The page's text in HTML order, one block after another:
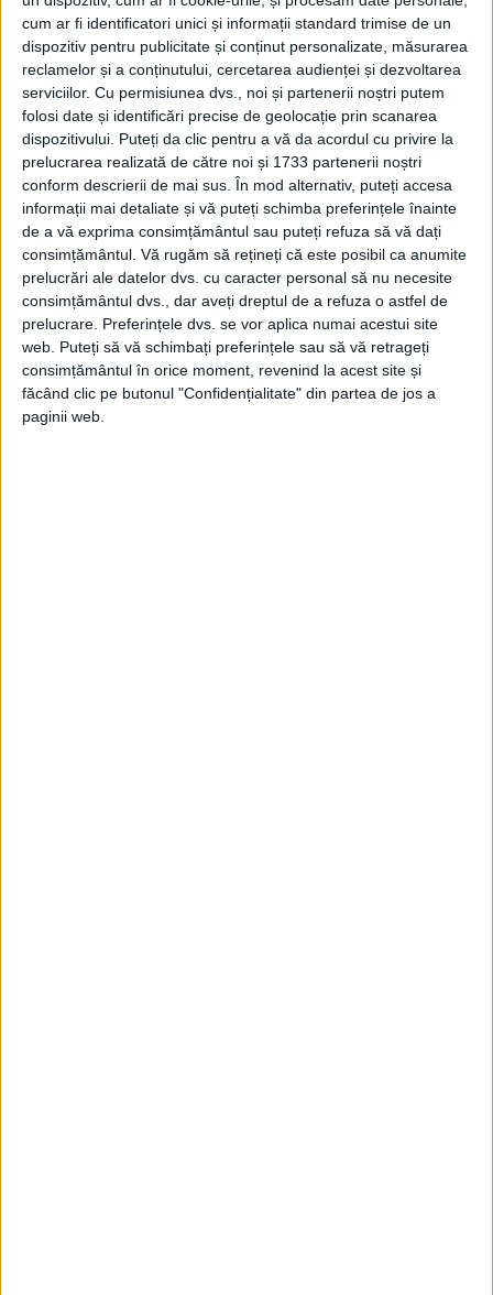
cum ar fi identificatori unici și informații standard trimise de un
dispozitiv pentru publicitate și conținut personalizate, măsurarea
reclamelor și a conținutului, cercetarea audienței și dezvoltarea
serviciilor. Cu permisiunea dvs., noi și partenerii noștri putem
folosi date și identificări precise de geolocație prin scanarea
dispozitivului. Puteți da clic pentru a vă da acordul cu privire la
prelucrarea realizată de către noi și 1733 partenerii noștri
conform descrierii de mai sus. În mod alternativ, puteți accesa
informații mai detaliate și vă puteți schimba preferințele înainte
de a vă exprima consimțământul sau puteți refuza să vă dați
consimțământul. Vă rugăm să rețineți că este posibil ca anumite
prelucrări ale datelor dvs. cu caracter personal să nu necesite
consimțământul dvs., dar aveți dreptul de a refuza o astfel de
prelucrare. Preferințele dvs. se vor aplica numai acestui site
web. Puteți să vă schimbați preferințele sau să vă retrageți
consimțământul în orice moment, revenind la acest site și
făcând clic pe butonul "Confidențialitate" din partea de jos a
paginii web.
Afaceri oneroase care au marcat România
modernă: Strousberg și Hallier
ETICHETE: BERLIN HITLER JESSE OWENS ,OLIMPIADA
OWENS
PUBLICAT IN CATEGORIILE: FEBRUARIE 2018
DISTRIBUIE ȘTIREA: FACEBOOK|TWITTER
DACĂ VA PLAC MATERIALELE PUBLICATE, VA INVITĂM SĂ NE URMĂRIȚI
ȘI PE PAGINA NOASTRĂ DE FACEBOOK
RECOMANDARI PENTRU TINE
Istoria sloturilor: de la primele aparate
la sloturile online